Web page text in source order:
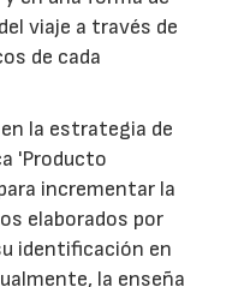
viaje a través de
de cada
la estrategia de
'Producto
incrementar la
elaborados por
identificación en
la enseña